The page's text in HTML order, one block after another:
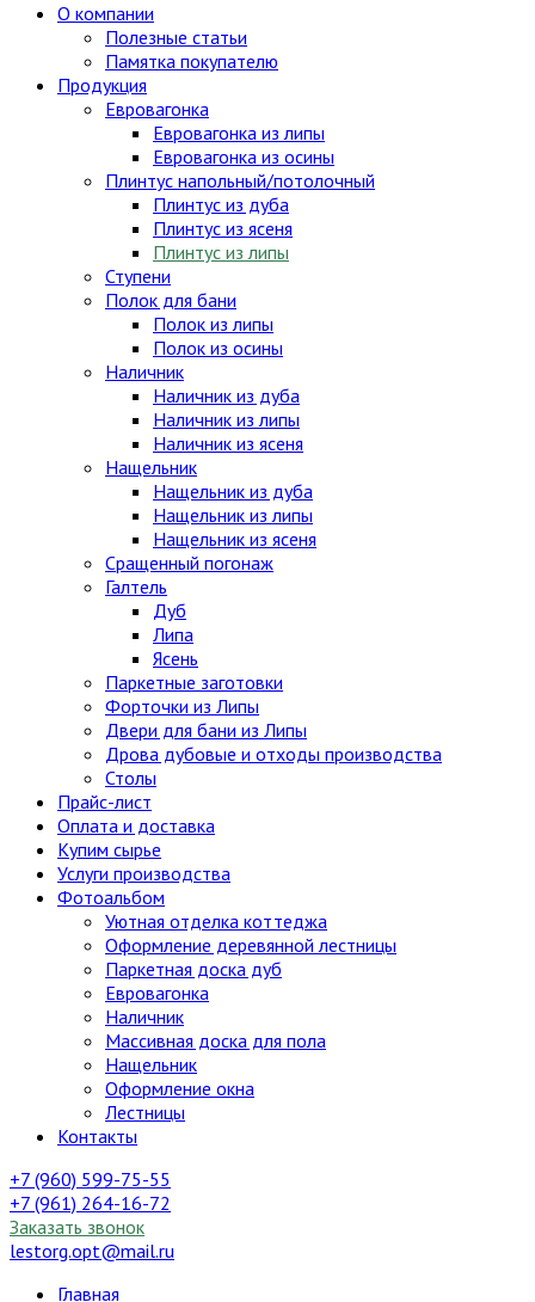
О компании
Полезные статьи
Памятка покупателю
Продукция
Евровагонка
Евровагонка из липы
Евровагонка из осины
Плинтус напольный/потолочный
Плинтус из дуба
Плинтус из ясеня
Плинтус из липы
Ступени
Полок для бани
Полок из липы
Полок из осины
Наличник
Наличник из дуба
Наличник из липы
Наличник из ясеня
Нащельник
Нащельник из дуба
Нащельник из липы
Нащельник из ясеня
Сращенный погонаж
Галтель
Дуб
Липа
Ясень
Паркетные заготовки
Форточки из Липы
Двери для бани из Липы
Дрова дубовые и отходы производства
Столы
Прайс-лист
Оплата и доставка
Купим сырье
Услуги производства
Фотоальбом
Уютная отделка коттеджа
Оформление деревянной лестницы
Паркетная доска дуб
Евровагонка
Наличник
Массивная доска для пола
Нащельник
Оформление окна
Лестницы
Контакты
+7 (960) 599-75-55
+7 (961) 264-16-72
Заказать звонок
lestorg.opt@mail.ru
Главная